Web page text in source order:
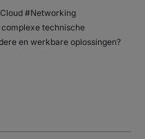
#Networking
technische
en werkbare oplossingen?